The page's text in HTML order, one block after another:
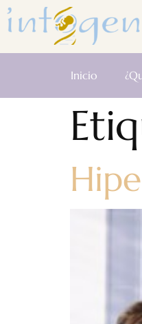
Inicio